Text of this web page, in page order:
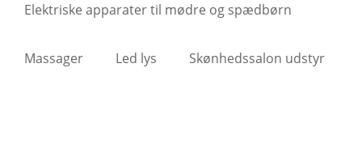
Elektriske apparater til mødre og spædbørn
Massager Led lys Skønhedssalon udstyr